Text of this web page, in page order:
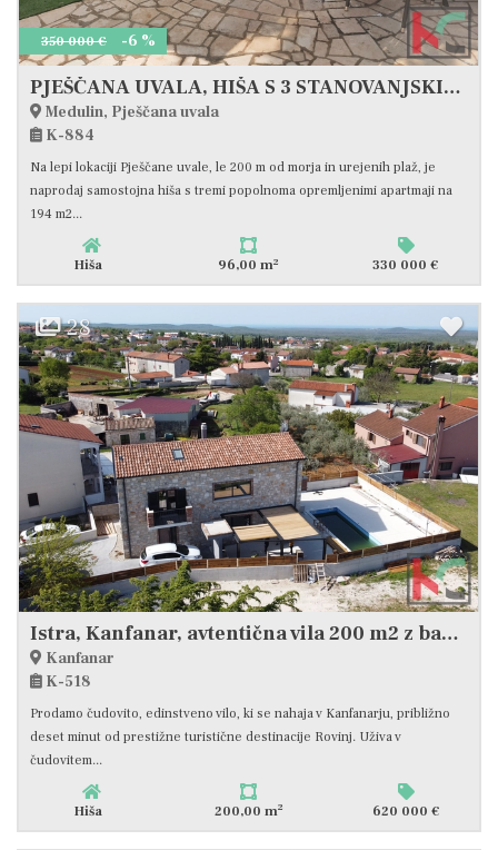
350 000 € -6 %
PJEŠČANA UVALA, HIŠA S 3 STANOVANJSKIMI ENOTAMI 200M OD PLAŽE, #PRODAMO
Medulin, Pješčana uvala
K-884
Na lepi lokaciji Pješčane uvale, le 200 m od morja in urejenih plaž, je
naprodaj samostojna hiša s tremi popolnoma opremljenimi apartmaji na
194 m2...
Hiša 96,00 m2 330 000 €
28
Istra, Kanfanar, avtentična vila 200 m2 z bazenom in pogledom na morje
Kanfanar
K-518
Prodamo čudovito, edinstveno vilo, ki se nahaja v Kanfanarju, približno
deset minut od prestižne turistične destinacije Rovinj. Uživa v
čudovitem...
Hiša 200,00 m2 620 000 €